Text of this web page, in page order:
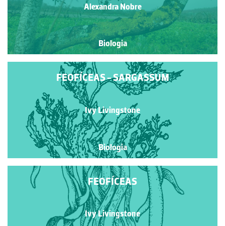
Alexandra Nobre
Biologia
FEOFÍCEAS - SARGASSUM
Ivy Livingstone
Biologia
FEOFÍCEAS
Ivy Livingstone